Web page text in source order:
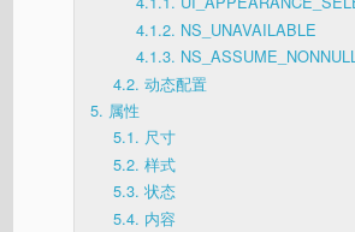
4.1.2. NS_UNAVAILABLE
4.1.3.
4.2. 动态配置
5. 属性
5.1. 尺寸
5.2. 样式
5.3. 状态
5.4. 内容